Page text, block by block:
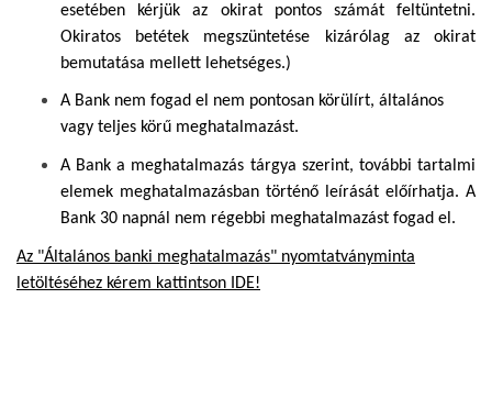
esetében kérjük az okirat pontos számát feltüntetni.
Okiratos betétek megszüntetése kizárólag az okirat
bemutatása mellett lehetséges.)
A Bank nem fogad el nem pontosan körülírt, általános
vagy teljes körű meghatalmazást.
A Bank a meghatalmazás tárgya szerint, további tartalmi
elemek meghatalmazásban történő leírását előírhatja. A
Bank 30 napnál nem régebbi meghatalmazást fogad el.
Az "Általános banki meghatalmazás" nyomtatványminta
letöltéséhez kérem kattintson IDE!